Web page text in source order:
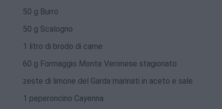
· 50 g Burro
· 50 g Scalogno
· 1 litro di brodo di carne
· 60 g Formaggio Monte Veronese stagionato
· zeste di limone del Garda marinati in aceto e sale
· 1 peperoncino Cayenna